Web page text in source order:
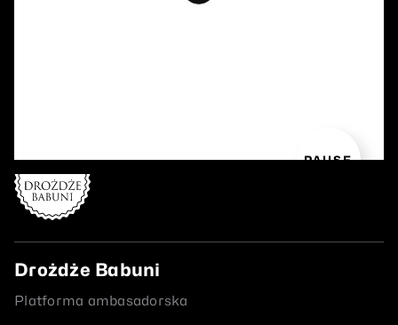
PAUSE
Drożdże Babuni
Platforma ambasadorska